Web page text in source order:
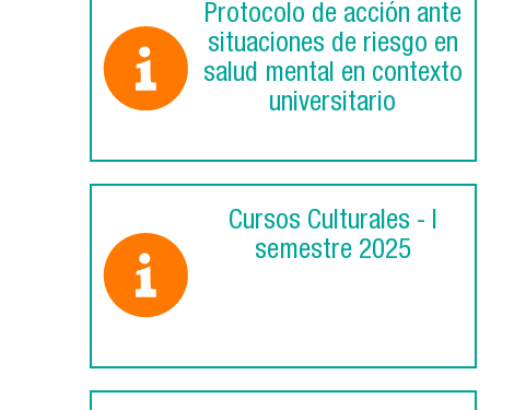
Protocolo de acción ante
situaciones de riesgo en
salud mental en contexto
universitario
Cursos Culturales - I
semestre 2025